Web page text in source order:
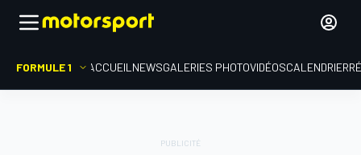
FORMULE 1 ACCUEIL NEWSGALERIES PHOTOVIDÉOSCALENDRIER